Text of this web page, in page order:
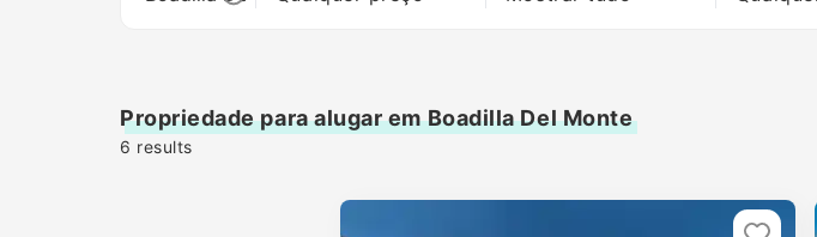
Propriedade para alugar em Boadilla Del Monte
6 results